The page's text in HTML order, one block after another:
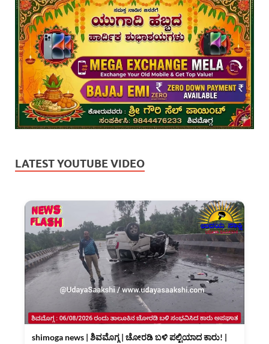
LATEST YOUTUBE VIDEO
shimoga news | ಶಿವಮೊಗ್ಗ | ಚೋರಡಿ ಬಳಿ ಪಲ್ಟಿಯಾದ ಕಾರು! |